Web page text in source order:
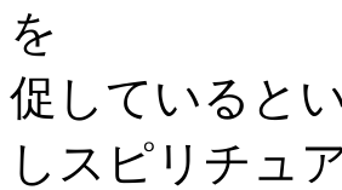
を
促していると
しスピリチュ